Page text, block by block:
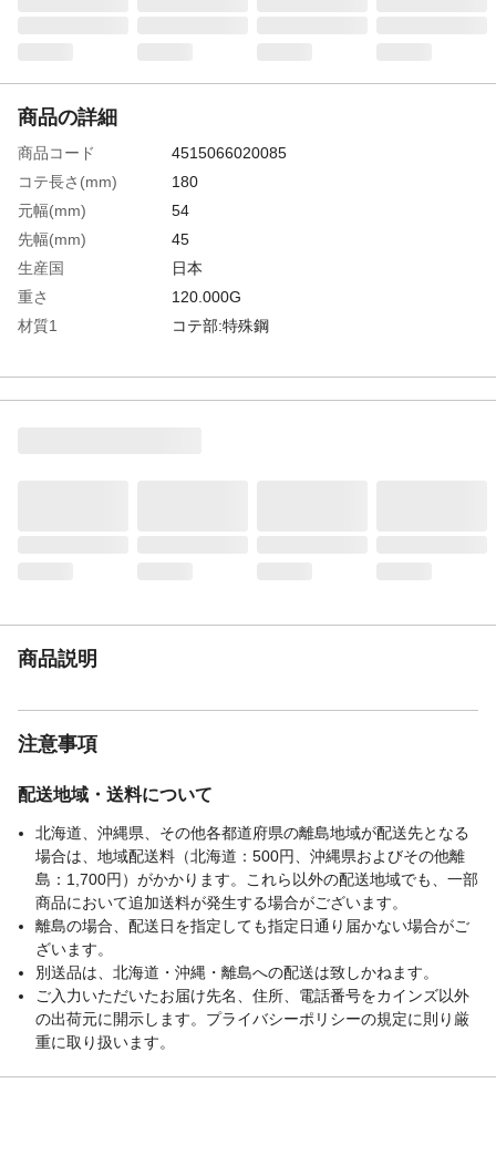
商品の詳細
商品コード
4515066020085
コテ長さ(mm)
180
元幅(mm)
54
先幅(mm)
45
生産国
日本
重さ
120.000G
材質1
コテ部:特殊鋼
商品説明
注意事項
配送地域・送料について
北海道、沖縄県、その他各都道府県の離島地域が配送先となる
場合は、地域配送料（北海道：500円、沖縄県およびその他離
島：1,700円）がかかります。これら以外の配送地域でも、一部
商品において追加送料が発生する場合がございます。
離島の場合、配送日を指定しても指定日通り届かない場合がご
ざいます。
別送品は、北海道・沖縄・離島への配送は致しかねます。
ご入力いただいたお届け先名、住所、電話番号をカインズ以外
の出荷元に開示します。プライバシーポリシーの規定に則り厳
重に取り扱います。